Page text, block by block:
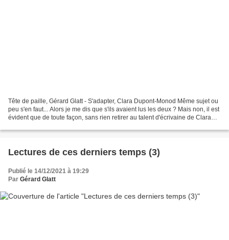
Tête de paille, Gérard Glatt - S'adapter, Clara Dupont-Monod Même sujet ou
peu s'en faut... Alors je me dis que s'ils avaient lus les deux ? Mais non, il est
évident que de toute façon, sans rien retirer au talent d'écrivaine de Clara
Lectures de ces derniers temps (3)
Publié le 14/12/2021 à 19:29
Par Gérard Glatt